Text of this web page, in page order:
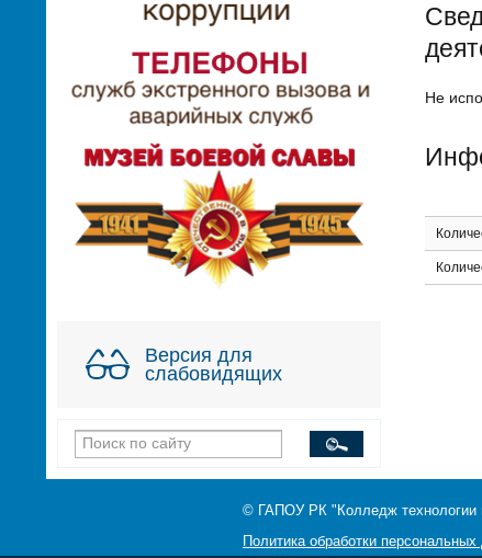
Версия для
слабовидящих
Не
© ГАПОУ РК "Колледж технологии
Политика обработки